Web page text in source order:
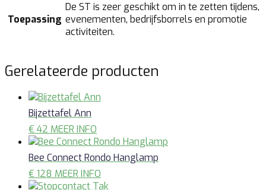
Toepassing
De ST is zeer geschikt om in te zetten tijdens,
evenementen, bedrijfsborrels en promotie
activiteiten.
Gerelateerde producten
Bijzettafel Ann
€42 MEER INFO
Bee Connect Rondo Hanglamp
€128 MEER INFO